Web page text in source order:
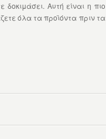
Αυτή είναι η πιο
όλα τα προϊόντα πριν τα